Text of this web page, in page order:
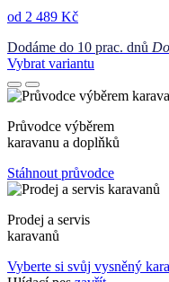
od 2 489 Kč
Dodáme do 10 prac. dnů
Vybrat variantu
Průvodce výběrem
karavanu a doplňků
Stáhnout průvodce
Prodej a servis
karavanů
Vyberte si svůj vysněný